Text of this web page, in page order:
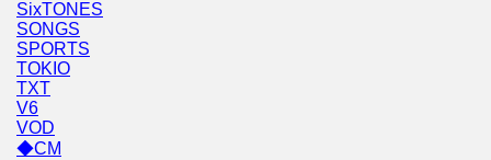
SixTONES
SONGS
SPORTS
TOKIO
TXT
V6
VOD
◆CM